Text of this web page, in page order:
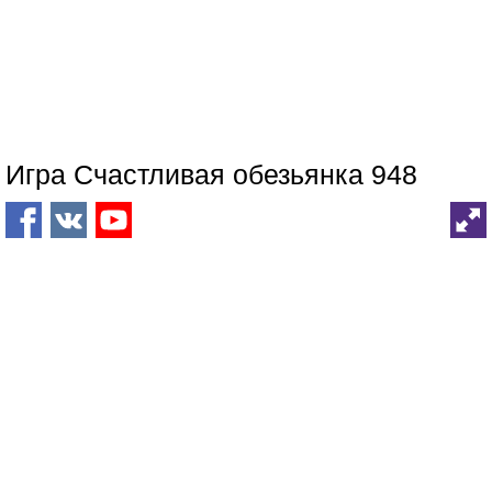
Игра Счастливая обезьянка 948